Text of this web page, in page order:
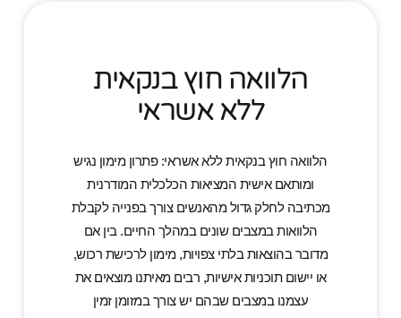
הלוואה חוץ בנקאית
ללא אשראי
הלוואה חוץ בנקאית ללא אשראי: פתרון מימון נגיש
ומותאם אישית המציאות הכלכלית המודרנית
מכתיבה לחלק גדול מהאנשים צורך בפנייה לקבלת
הלוואות במצבים שונים במהלך החיים. בין אם
מדובר בהוצאות בלתי צפויות, מימון לרכישת רכוש,
או יישום תוכניות אישיות, רבים מאיתנו מוצאים את
עצמנו במצבים שבהם יש צורך במזומן זמין